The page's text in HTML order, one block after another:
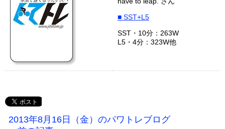
■ SST+L5
SST・10分：263W
L5・4分：323W他
2013年8月16日（金）のパワトレブログ